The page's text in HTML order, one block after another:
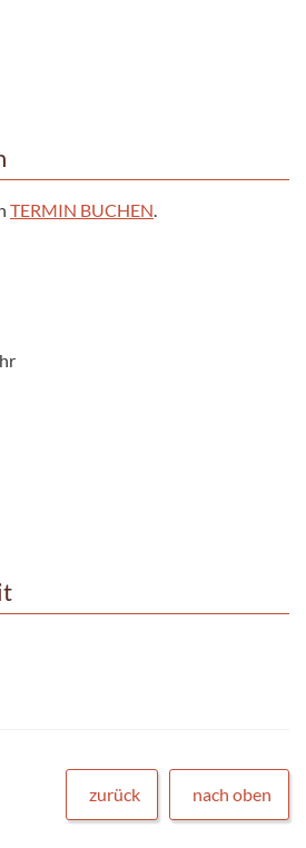
TERMIN BUCHEN.
zurück nach oben